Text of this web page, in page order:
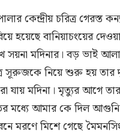
কেন্দ্রীয় চরিত্র গেরস্ত
হয়েছে বানিয়াচংয়ের
সয়না মদিনার। বড় ভাই
সূরুজকে নিয়ে শুরু হয় তার
যায় মদিনা। মৃত্যুর আগে
মধ্যে আমার কে দিল
মরণে মিশে গেছে